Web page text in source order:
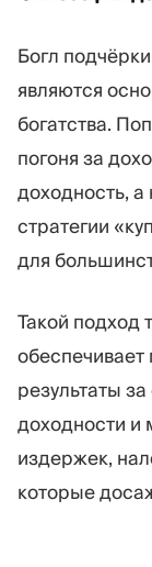
Богл
являются
богатства.
погоня за
доходность, а
стратегии
для
Такой подход
результаты
доходности и
издержек,
которые